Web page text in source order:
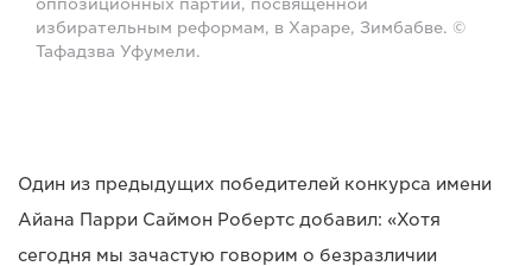
оппозиционных партий, посвященной
избирательным реформам, в Хараре, Зимбабве. ©
Тафадзва Уфумели.
Один из предыдущих победителей конкурса имени
Айана Парри Саймон Робертс добавил: «Хотя
сегодня мы зачастую говорим о безразличии